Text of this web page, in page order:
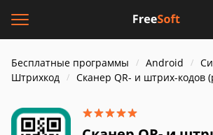
Бесплатные программы Android
Штрихкод
Сканер QR- и штрих-кодов